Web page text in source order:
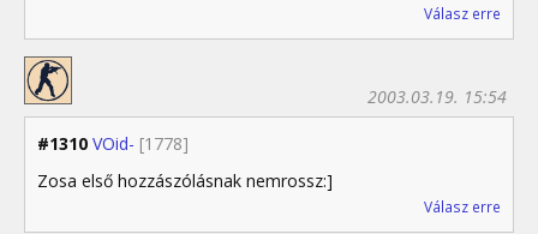
Válasz erre
#1310 VOid- [1778]
2003.03.19. 15:54
Zosa első hozzászólásnak nemrossz:]
Válasz erre